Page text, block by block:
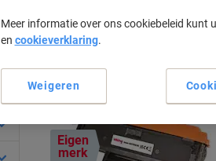
Eigen
merk
Meer informatie over ons cookiebeleid kunt
en cookieverklaring.
Weigeren